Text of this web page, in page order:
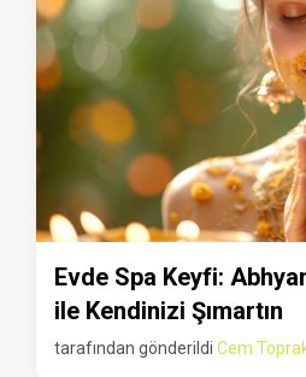
Evde Spa Keyfi:
ile Kendinizi Şımartın
tarafından gönderildi Cem